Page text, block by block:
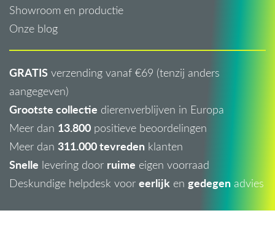
Showroom en productie
Onze blog
GRATIS verzending vanaf €69 (tenzij anders
aangegeven)
Grootste collectie dierenverblijven in Europa
Meer dan 13.800 positieve beoordelingen
Meer dan 311.000 tevreden klanten
Snelle levering door ruime eigen voorraad
Deskundige helpdesk voor eerlijk en gedegen advies